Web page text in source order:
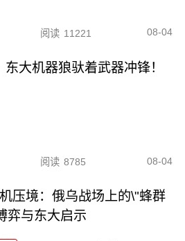
阅读 11221 08-04
大机器狼驮着武器冲锋！
阅读 8785 08-04
压境：俄乌战场上的\"蜂群
弈与东大启示